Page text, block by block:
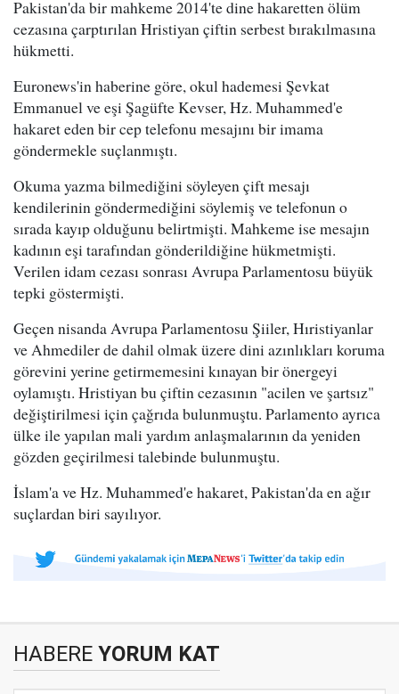
Pakistan'da bir mahkeme 2014'te dine hakaretten ölüm
cezasına çarptırılan Hristiyan çiftin serbest bırakılmasına
hükmetti.
Euronews'in haberine göre, okul hademesi Şevkat
Emmanuel ve eşi Şagüfte Kevser, Hz. Muhammed'e
hakaret eden bir cep telefonu mesajını bir imama
göndermekle suçlanmıştı.
Okuma yazma bilmediğini söyleyen çift mesajı
kendilerinin göndermediğini söylemiş ve telefonun o
sırada kayıp olduğunu belirtmişti. Mahkeme ise mesajın
kadının eşi tarafından gönderildiğine hükmetmişti.
Verilen idam cezası sonrası Avrupa Parlamentosu büyük
tepki göstermişti.
Geçen nisanda Avrupa Parlamentosu Şiiler, Hıristiyanlar
ve Ahmediler de dahil olmak üzere dini azınlıkları koruma
görevini yerine getirmemesini kınayan bir önergeyi
oylamıştı. Hristiyan bu çiftin cezasının "acilen ve şartsız"
değiştirilmesi için çağrıda bulunmuştu. Parlamento ayrıca
ülke ile yapılan mali yardım anlaşmalarının da yeniden
gözden geçirilmesi talebinde bulunmuştu.
İslam'a ve Hz. Muhammed'e hakaret, Pakistan'da en ağır
suçlardan biri sayılıyor.
HABERE YORUM KAT